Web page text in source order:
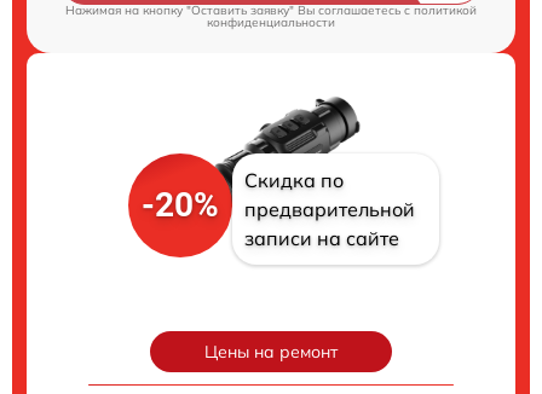
Нажимая на кнопку "Оставить заявку" Вы соглашаетесь cполитикой
конфиденциальности
-20%
Скидка по
предварительной
записи на сайте
Цены на ремонт